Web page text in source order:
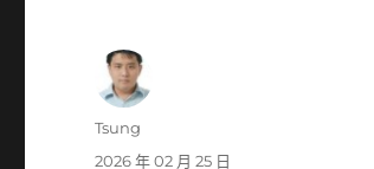
作
Tsung
發
2026 年 02 月 25 日